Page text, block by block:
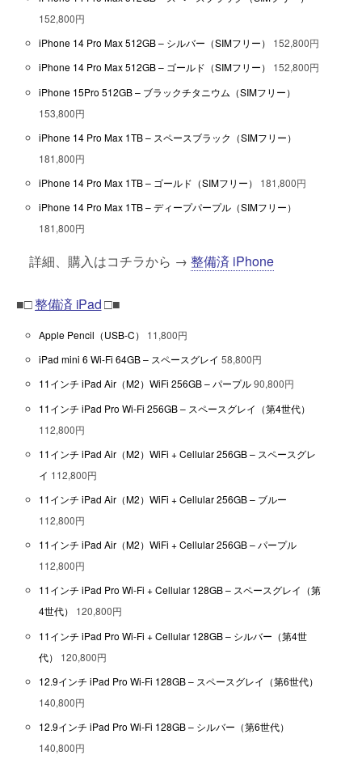
152,800円
iPhone 14 Pro Max 512GB – シルバー（SIMフリー）
152,800円
iPhone 14 Pro Max 512GB – ゴールド（SIMフリー）
152,800円
iPhone 15Pro 512GB – ブラックチタニウム（SIMフリー）
153,800円
iPhone 14 Pro Max 1TB – スペースブラック（SIMフリー）
181,800円
iPhone 14 Pro Max 1TB – ゴールド（SIMフリー）
181,800円
iPhone 14 Pro Max 1TB – ディープパープル（SIMフリー）
181,800円
詳細、購入はコチラから → 整備済 iPhone
■□整備済 iPad□■
Apple Pencil（USB-C）
11,800円
iPad mini 6 Wi-Fi 64GB – スペースグレイ58,800円
11インチ iPad Air（M2）WiFi 256GB – パープル90,800円
11インチ iPad Pro Wi-Fi 256GB – スペースグレイ（第4世代）
112,800円
11インチ iPad Air（M2）WiFi + Cellular 256GB – スペースグレ
イ 112,800円
11インチ iPad Air（M2）WiFi + Cellular 256GB – ブルー
112,800円
11インチ iPad Air（M2）WiFi + Cellular 256GB – パープル
112,800円
11インチ iPad Pro Wi-Fi + Cellular 128GB – スペースグレイ（第
4世代）
120,800円
11インチ iPad Pro Wi-Fi + Cellular 128GB – シルバー（第4世
代）
120,800円
12.9インチ iPad Pro Wi-Fi 128GB – スペースグレイ（第6世代）
140,800円
12.9インチ iPad Pro Wi-Fi 128GB – シルバー（第6世代）
140,800円